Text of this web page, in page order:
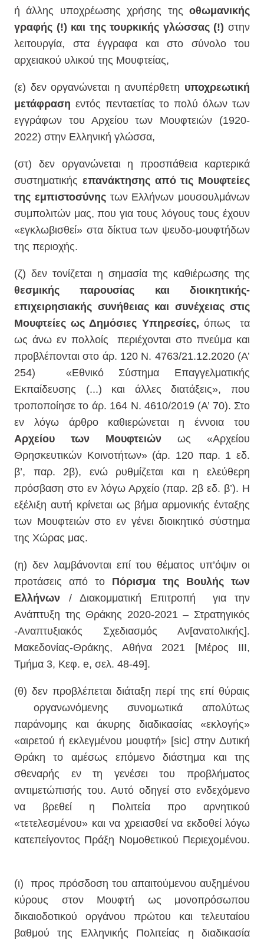
ή άλλης υποχρέωσης χρήσης της οθωμανικής
γραφής (!) και της τουρκικής γλώσσας (!) στην
λειτουργία, στα έγγραφα και στο σύνολο του
αρχειακού υλικού της Μουφτείας,
(ε) δεν οργανώνεται η ανυπέρθετη υποχρεωτική
μετάφραση εντός πενταετίας το πολύ όλων των
εγγράφων του Αρχείου των Μουφτειών (1920-
2022) στην Ελληνική γλώσσα,
(στ) δεν οργανώνεται η προσπάθεια καρτερικά
συστηματικής επανάκτησης από τις Μουφτείες
της εμπιστοσύνηςτων Ελλήνων μουσουλμάνων
συμπολιτών μας, που για τους λόγους τους έχουν
«εγκλωβισθεί» στα δίκτυα των ψευδο-μουφτήδων
της περιοχής.
(ζ) δεν τονίζεται η σημασία της καθιέρωσης της
θεσμικής παρουσίας και διοικητικής-
επιχειρησιακής συνήθειας και συνέχειας στις
Μουφτείες ως Δημόσιες Υπηρεσίες, όπως
τα
ως άνω εν πολλοίς
περιέχονται στο πνεύμα και
προβλέπονται στο άρ. 120 Ν. 4763/21.12.2020 (Α’
254)
«Εθνικό Σύστημα Επαγγελματικής
Εκπαίδευσης (...) και άλλες διατάξεις», που
τροποποίησε το άρ. 164 Ν. 4610/2019 (Α’ 70). Στο
εν λόγω άρθρο καθιερώνεται η έννοια του
Αρχείου των Μουφτειών ως «Αρχείου
Θρησκευτικών Κοινοτήτων» (άρ. 120 παρ. 1 εδ.
β’, παρ. 2β), ενώ ρυθμίζεται και η ελεύθερη
πρόσβαση στο εν λόγω Αρχείο (παρ. 2β εδ. β’). Η
εξέλιξη αυτή κρίνεται ως βήμα αρμονικής ένταξης
των Μουφτειών στο εν γένει διοικητικό σύστημα
της Χώρας μας.
(η) δεν λαμβάνονται επί του θέματος υπ’όψιν οι
προτάσεις από το Πόρισμα της Βουλής των
Ελλήνων / Διακομματική Επιτροπή
για την
Ανάπτυξη της Θράκης 2020-2021 – Στρατηγικός
-Αναπτυξιακός Σχεδιασμός Αν[ανατολικής].
Μακεδονίας-Θράκης, Αθήνα 2021 [Μέρος ΙΙΙ,
Τμήμα 3, Κεφ. e, σελ. 48-49].
(θ) δεν προβλέπεται διάταξη περί της επί θύραις
οργανωνόμενης συνομωτικά απολύτως
παράνομης και άκυρης διαδικασίας «εκλογής»
«αιρετού ή εκλεγμένου μουφτή» [sic] στην Δυτική
Θράκη το αμέσως επόμενο διάστημα και της
σθεναρής εν τη γενέσει του προβλήματος
αντιμετώπισής του. Αυτό οδηγεί στο ενδεχόμενο
να βρεθεί η Πολιτεία προ αρνητικού
«τετελεσμένου» και να χρειασθεί να εκδοθεί λόγω
κατεπείγοντος Πράξη Νομοθετικού Περιεχομένου.
(ι)
προς πρόσδοση του απαιτούμενου αυξημένου
κύρους στον Μουφτή ως μονοπρόσωπου
δικαιοδοτικού οργάνου πρώτου και τελευταίου
βαθμού της Ελληνικής Πολιτείας η διαδικασία